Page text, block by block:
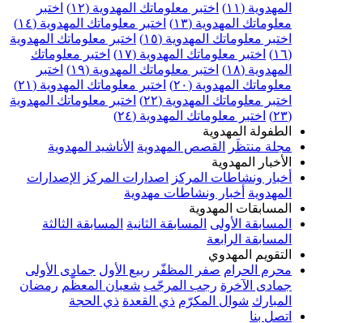
اختبر معلوماتك المهدوية (١٢)
اختبر
المهدوية (١٣)
اختبر معلوماتك المهدوية (١٤)
معلوماتك المهدوية (١٥)
اختبر معلوماتك المهدوية
اختبر معلوماتك المهدوية (١٧)
اختبر معلوماتك
اختبر معلوماتك المهدوية (١٩)
اختبر
المهدوية (٢٠)
اختبر معلوماتك المهدوية (٢١)
معلوماتك المهدوية (٢٢)
اختبر معلوماتك المهدوية
اختبر معلوماتك المهدوية (٢٤)
المهدوية
منتظَر
القصص المهدوية الأناشيد المهدوية
المهدوية
ونشاطات المركز اصدارات المركز الإصدارات
أخبار ونشاطات مهدوية
المهدوية
الأولى المسابقة الثانية المسابقة الثالثة
الرابعة
المهدوي
الحرام
صفر المظفّر ربيع الأول جمادى الأولى
رجب المرجّب شعبان المعظّم رمضان
شوال المكرّم ذي القعدة ذي الحجة